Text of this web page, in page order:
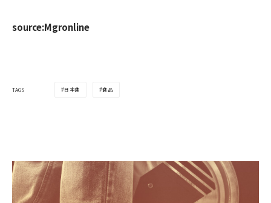
source:Mgronline
TAGS 日本食 食品